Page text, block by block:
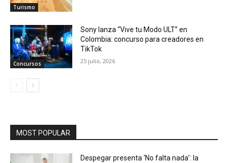
Turismo
Concursos
Sony lanza “Vive tu Modo ULT” en
Colombia: concurso para creadores en
TikTok
25 julio, 2026
MOST POPULAR
Despegar presenta ‘No falta nada’: la